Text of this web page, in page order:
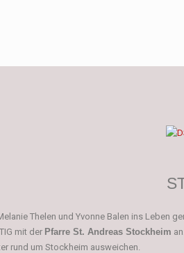
Thelen und Yvonne Balen ins Leben
mit der Pfarre St. Andreas Stockheim
rund um Stockheim ausweichen.